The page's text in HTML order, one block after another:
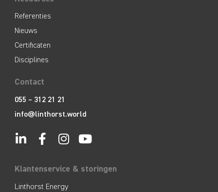
Referenties
Nieuws
Certificaten
Disciplines
Contact
055 – 312 21 21
info@linthorst.world
Klantenservice & storingen
Linthorst Energy